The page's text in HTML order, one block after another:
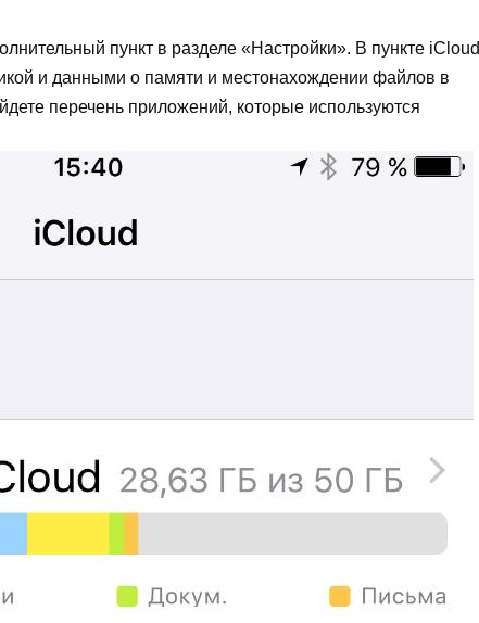
пункт в разделе «Настройки». В пункте iCloud
и данными о памяти и местонахождении файлов в
перечень приложений, которые используются